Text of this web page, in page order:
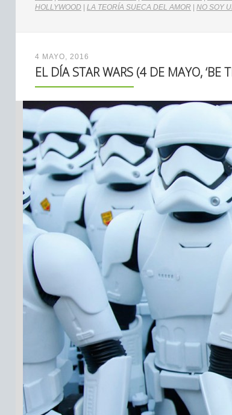
HOLLYWOOD
LA TEORÍA SUECA DEL AMOR NO SOY
4 MAYO, 2016
EL DÍA STAR WARS (4 DE MAYO, ‘BE